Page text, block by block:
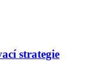
strategie